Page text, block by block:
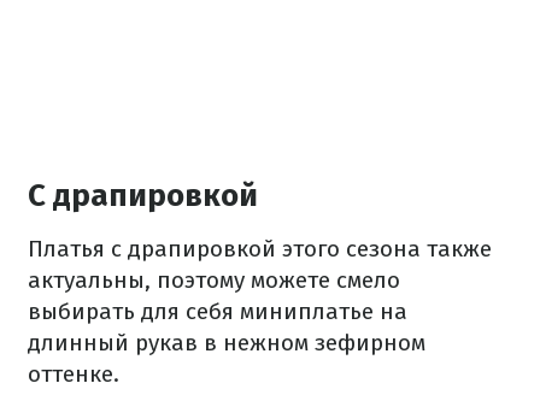
С драпировкой
Платья с драпировкой этого сезона также
актуальны, поэтому можете смело
выбирать для себя миниплатье на
длинный рукав в нежном зефирном
оттенке.